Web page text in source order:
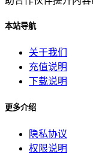
本站导航
关于我们
充值说明
下载说明
更多介绍
隐私协议
权限说明